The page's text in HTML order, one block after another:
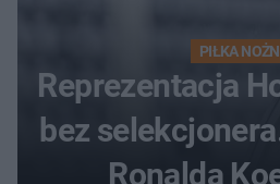
PIŁKA
Reprezentacja
bez
Ronalda